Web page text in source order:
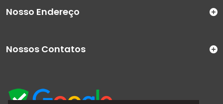
Nosso Endereço
Nossos Contatos